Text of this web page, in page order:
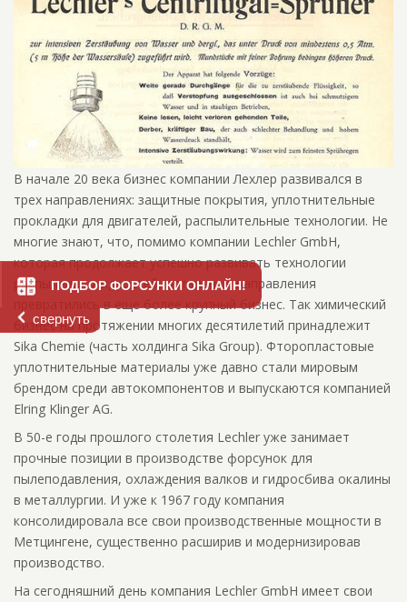
ПОДБОР ФОРСУНКИ ОНЛАЙН!
свернуть
В начале 20 века бизнес компании Лехлер развивался в
трех направлениях: защитные покрытия, уплотнительные
прокладки для двигателей, распылительные технологии. Не
многие знают, что, помимо компании Lechler GmbH,
которая продолжает успешно развивать технологии
распыления жидкостей, остальные направления
превратились в еще более крупный бизнес. Так химический
бизнес на протяжении многих десятилетий принадлежит
Sika Chemie (чаcть холдинга Sika Group). Фторопластовые
уплотнительные материалы уже давно стали мировым
брендом среди автокомпонентов и выпускаются компанией
Elring Klinger AG.
В 50-е годы прошлого столетия Lechler уже занимает
прочные позиции в производстве форсунок для
пылеподавления, охлаждения валков и гидросбива окалины
в металлургии. И уже к 1967 году компания
консолидировала все свои производственные мощности в
Метцингене, существенно расширив и модернизировав
производство.
На сегодняшний день компания Lechler GmbH имеет свои